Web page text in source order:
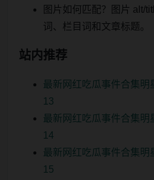
图片如何匹配？图片 alt/
词、栏目词和文章标题。
站内推荐
最新网红吃瓜事件合集明
13
最新网红吃瓜事件合集明
14
最新网红吃瓜事件合集明
15